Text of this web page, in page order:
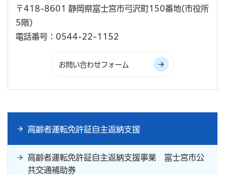
〒418-8601 静岡県富士宮市弓沢町150番地(市役所
5階)
電話番号：0544-22-1152
高齢者運転免許証自主返納支援
高齢者運転免許証自主返納支援事業 富士宮市公
共交通補助券